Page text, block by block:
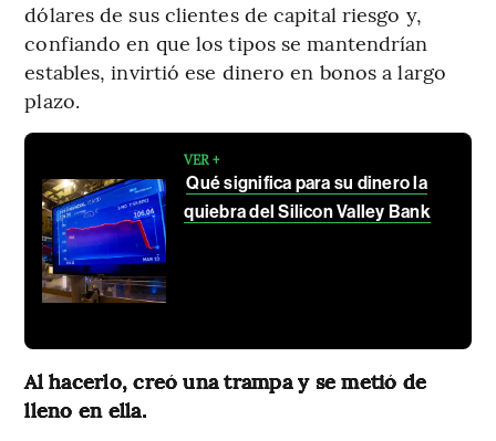
dólares de sus clientes de capital riesgo y,
confiando en que los tipos se mantendrían
estables, invirtió ese dinero en bonos a largo
plazo.
VER +
Qué significa para su dinero la
quiebra del Silicon Valley Bank
Al hacerlo, creó una trampa y se metió de
lleno en ella.